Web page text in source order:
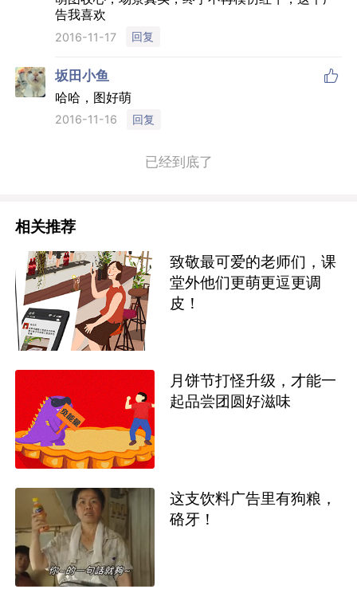
告我喜欢
2016-11-17 回复
坂田小鱼 
哈哈，图好萌
2016-11-16 回复
已经到底了
相关推荐
致敬最可爱的老师们，课
堂外他们更萌更逗更调
皮！
月饼节打怪升级，才能一
起品尝团圆好滋味
这支饮料广告里有狗粮，
硌牙！